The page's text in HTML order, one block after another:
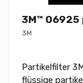
3M™
3M
Partikelfilter
flüssige